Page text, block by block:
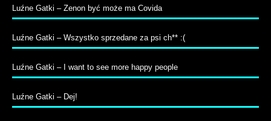
Luźne Gatki – Zenon być może ma Covida
Luźne Gatki – Wszystko sprzedane za psi ch** :(
Luźne Gatki – I want to see more happy people
Luźne Gatki – Dej!